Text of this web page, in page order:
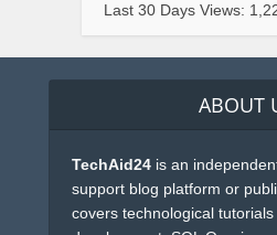
Last 30 Days Views:
ABOUT
TechAid24 is an
support blog platform or
covers technological